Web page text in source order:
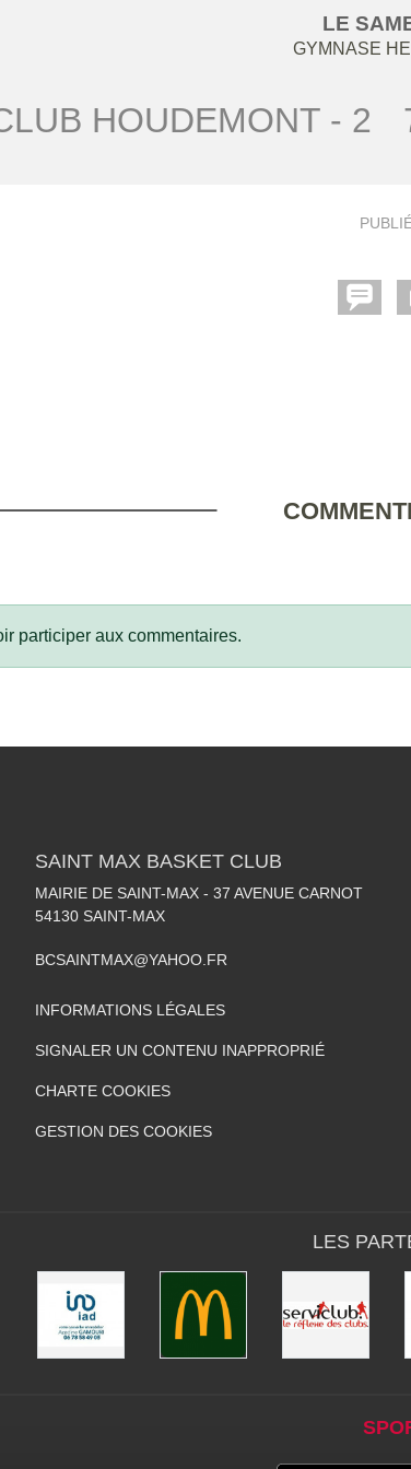
LE
GYMNASE
HOUDEMONT - 2
participer aux commentaires.
SAINT MAX BASKET CLUB
MAIRIE DE SAINT-MAX - 37 AVENUE CARNOT
54130 SAINT-MAX
BCSAINTMAX@YAHOO.FR
INFORMATIONS LÉGALES
SIGNALER UN CONTENU INAPPROPRIÉ
CHARTE COOKIES
GESTION DES COOKIES
LES